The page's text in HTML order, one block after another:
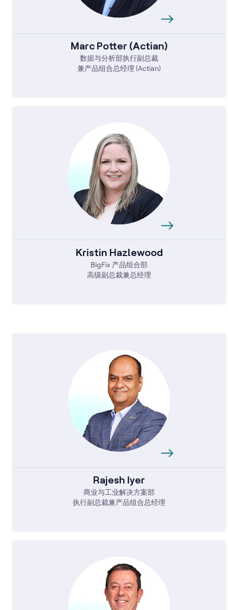
Marc Potter (Actian)
数据与分析部执行副总裁
兼产品组合总经理 (Actian)
Kristin Hazlewood
BigFix 产品组合部
高级副总裁兼总经理
Rajesh Iyer
商业与工业解决方案部
执行副总裁兼产品组合总经理